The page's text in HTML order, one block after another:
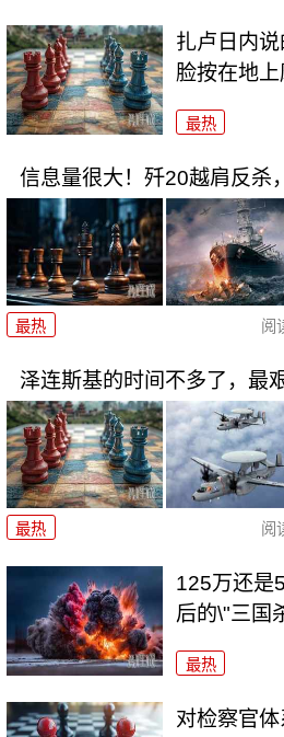
扎卢日内
脸按在地上
最热
信息量很大！歼20越肩反杀
最热 阅
泽连斯基的时间不多了，最
最热 阅
125万还是
后的\"三国
最热
对检察官